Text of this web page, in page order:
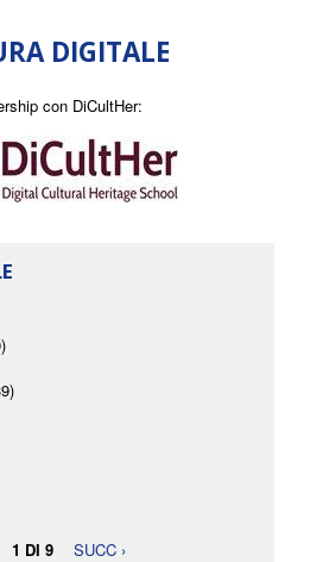
DIGITALE
con DiCultHer:
1 DI 9
SUCC ›